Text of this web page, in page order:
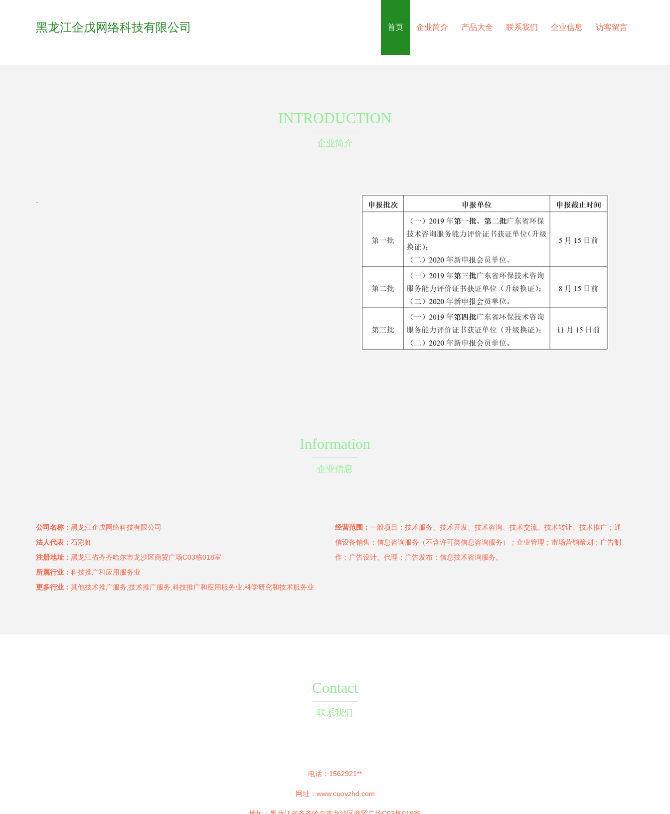
黑龙江企戊网络科技有限公司 首页 企业简介 产品大全 联系我们 企业信息 访客留言
INTRODUCTION
企业简介
-
Information
企业信息
公司名称： 黑龙江企戊网络科技有限公司
法人代表： 石彩虹
注册地址： 黑龙江省齐齐哈尔市龙沙区商贸广场C03栋018室
所属行业： 科技推广和应用服务业
更多行业： 其他技术推广服务,技术推广服务,科技推广和应用服务业,科学研究和技术服务业
经营范围： 一般项目：技术服务、技术开发、技术咨询、技术交流、技术转让、技术推广；通
信设备销售；信息咨询服务（不含许可类信息咨询服务）；企业管理；市场营销策划；广告制
作；广告设计、代理；广告发布；信息技术咨询服务。
Contact
联系我们
电话：1562921**
网址： www.cuovzhd.com